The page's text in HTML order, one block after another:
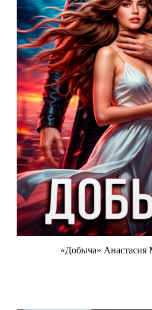
«Добыча» Анастасия